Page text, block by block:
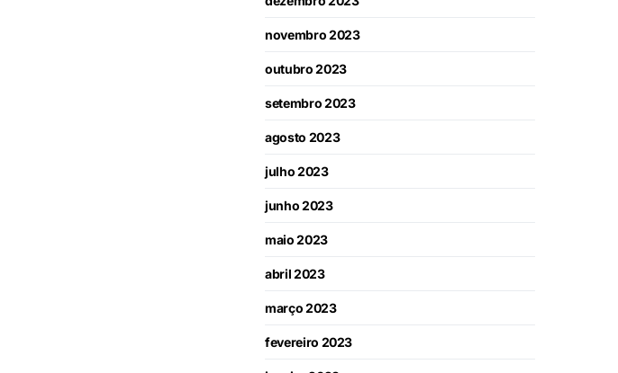
novembro 2023
outubro 2023
setembro 2023
agosto 2023
julho 2023
junho 2023
maio 2023
abril 2023
março 2023
fevereiro 2023